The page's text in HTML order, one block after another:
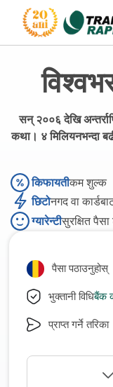
सन् २००६ देखि
कथा। ४ मिलियनभन्दा
किफायतीकम शुल्क
छिटोनगद वा
ग्यारेन्टीसुरक्षित
पैसा पठाउनुहोस्
भुक्तानी विधिबैंक
प्राप्त गर्ने तरिका